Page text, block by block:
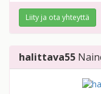
Liity ja ota yhteyttä
halittava55